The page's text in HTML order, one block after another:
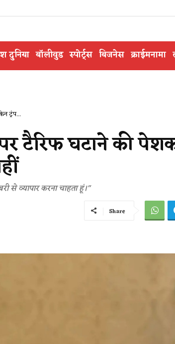
दुनिया बॉलीवुड स्पोर्ट्स बिजनेस क्राईमनामा
ट्रंप...
टैरिफ घटाने की
से व्यापार करना चाहता हूं।"
Share